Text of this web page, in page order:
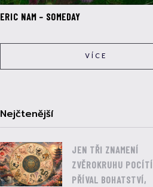
ERIC NAM – SOMEDAY
VÍCE
Nejčtenější
JEN TŘI ZNAMENÍ
ZVĚROKRUHU POCÍTÍ
PŘÍVAL BOHATSTVÍ,